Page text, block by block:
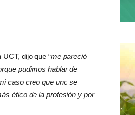
dijo que “me pareció
pudimos hablar de
caso creo que uno se
ético de la profesión y por